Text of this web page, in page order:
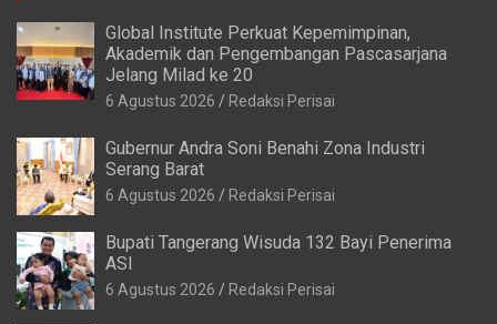
Global Institute Perkuat Kepemimpinan,
Akademik dan Pengembangan Pascasarjana
Jelang Milad ke 20
6 Agustus 2026 Redaksi Perisai
Gubernur Andra Soni Benahi Zona Industri
Serang Barat
6 Agustus 2026 Redaksi Perisai
Bupati Tangerang Wisuda 132 Bayi Penerima
ASI
6 Agustus 2026 Redaksi Perisai